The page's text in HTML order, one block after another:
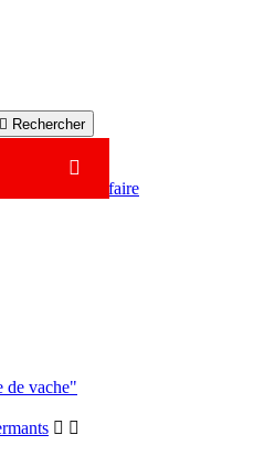
 Rechercher

Savoir-faire
de vache"
 